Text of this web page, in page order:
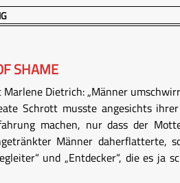
SHAME
Marlene Dietrich: „Männer
Schrott musste angesichts
machen, nur dass der
Männer daherflatterte,
und „Entdecker“, die es ja